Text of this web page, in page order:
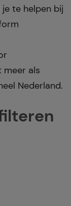
te helpen bij
meer als
Nederland.